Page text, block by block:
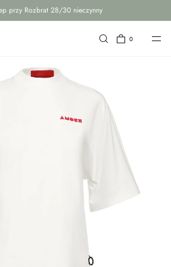
przy Rozbrat 28/30 nieczynny
0